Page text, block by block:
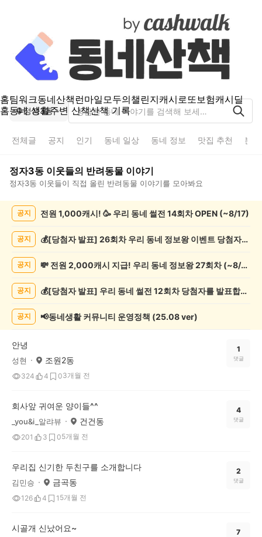
홈팀워크동네산책런마일모두의챌린지캐시로또보험캐시딜
홈동네 생활주변 산책산책 기록
정자3동
전체글 공지 인기 동네 일상 동네 정보 맛집 추천 분
정자3동 이웃들의 반려동물 이야기
정자3동 이웃들이 직접 올린 반려동물 이야기를 모아봐요
목
공지 전원 1,000캐시! 🥳 우리 동네 썰전 14회차 OPEN (~8/17)
공지 💰[당첨자 발표] 26회차 우리 동네 정보왕 이벤트 당첨자를 발표합니다!
공지 💸 전원 2,000캐시 지급! 우리 동네 정보왕 27회차 (~8/10)
공지 💰[당첨자 발표] 우리 동네 썰전 12회차 당첨자를 발표합니다!
공지 📢동네생활 커뮤니티 운영정책 (25.08 ver)
안녕
성현 조원2동
324 4 03개월 전
1
댓글
회사앞 귀여운 양이들^^
_you&i_알랴뷰 건건동
201 3 05개월 전
4
댓글
우리집 신기한 두친구를 소개합니다
김민승 금곡동
126 4 1 5개월 전
2
댓글
시골개 신났어요~ 7